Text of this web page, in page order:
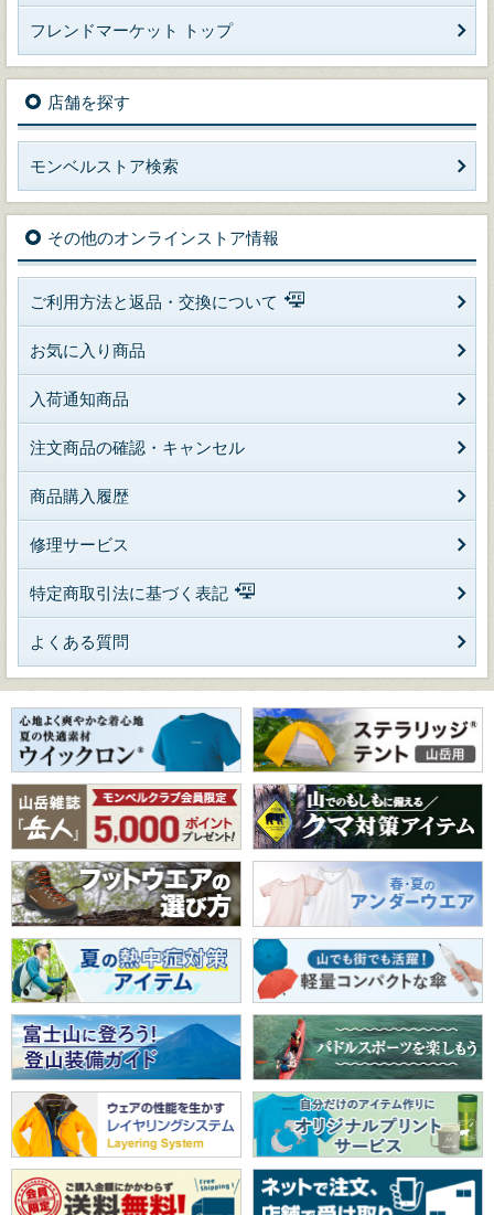
フレンドマーケット トップ
店舗を探す
モンベルストア検索
その他のオンラインストア情報
ご利用方法と返品・交換について
お気に入り商品
入荷通知商品
注文商品の確認・キャンセル
商品購入履歴
修理サービス
特定商取引法に基づく表記
よくある質問